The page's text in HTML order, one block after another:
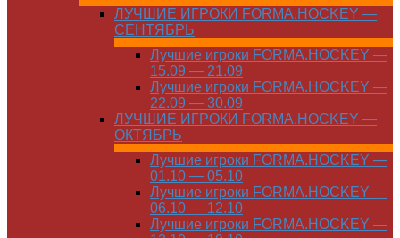
ЛУЧШИЕ ИГРОКИ FORMA.HOCKEY —
СЕНТЯБРЬ
Лучшие игроки FORMA.HOCKEY —
15.09 — 21.09
Лучшие игроки FORMA.HOCKEY —
22.09 — 30.09
ЛУЧШИЕ ИГРОКИ FORMA.HOCKEY —
ОКТЯБРЬ
Лучшие игроки FORMA.HOCKEY —
01.10 — 05.10
Лучшие игроки FORMA.HOCKEY —
06.10 — 12.10
Лучшие игроки FORMA.HOCKEY —